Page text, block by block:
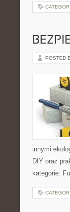
POSTED
innymi
DIY oraz
kategorie: